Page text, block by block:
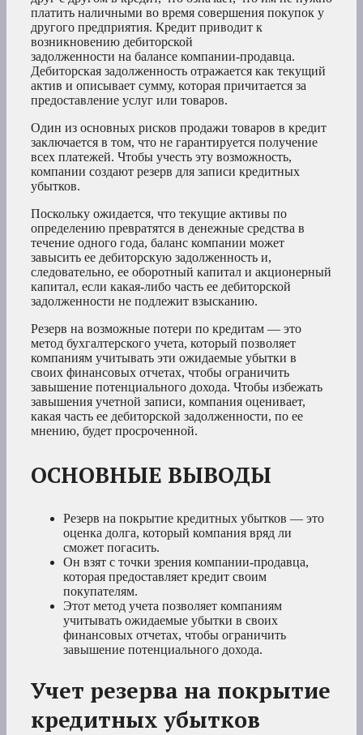
платить наличными во время совершения покупок у
другого предприятия. Кредит приводит к
возникновению дебиторской
задолженности на балансе компании-продавца.
Дебиторская задолженность отражается как текущий
актив и описывает сумму, которая причитается за
предоставление услуг или товаров.
Один из основных рисков продажи товаров в кредит
заключается в том, что не гарантируется получение
всех платежей. Чтобы учесть эту возможность,
компании создают резерв для записи кредитных
убытков.
Поскольку ожидается, что текущие активы по
определению превратятся в денежные средства в
течение одного года, баланс компании может
завысить ее дебиторскую задолженность и,
следовательно, ее оборотный капитал и акционерный
капитал, если какая-либо часть ее дебиторской
задолженности не подлежит взысканию.
Резерв на возможные потери по кредитам — это
метод бухгалтерского учета, который позволяет
компаниям учитывать эти ожидаемые убытки в
своих финансовых отчетах, чтобы ограничить
завышение потенциального дохода. Чтобы избежать
завышения учетной записи, компания оценивает,
какая часть ее дебиторской задолженности, по ее
мнению, будет просроченной.
ОСНОВНЫЕ ВЫВОДЫ
Резерв на покрытие кредитных убытков — это
оценка долга, который компания вряд ли
сможет погасить.
Он взят с точки зрения компании-продавца,
которая предоставляет кредит своим
покупателям.
Этот метод учета позволяет компаниям
учитывать ожидаемые убытки в своих
финансовых отчетах, чтобы ограничить
завышение потенциального дохода.
Учет резерва на покрытие
кредитных убытков